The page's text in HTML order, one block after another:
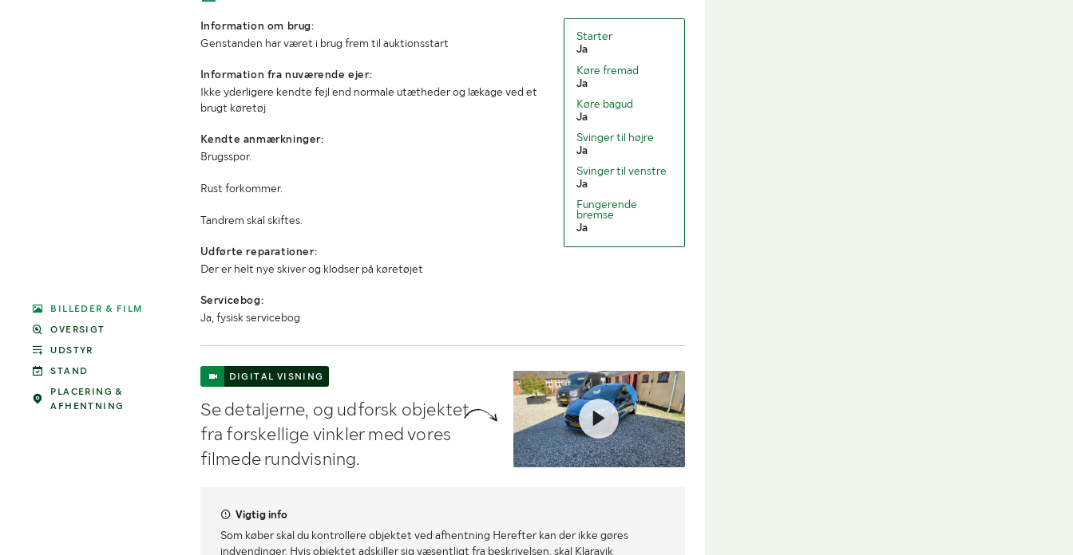
BILLEDER & FILM
OVERSIGT
UDSTYR
STAND
PLACERING &
AFHENTNING
Information om brug:
Genstanden har været i brug frem til auktionsstart
Information fra nuværende ejer:
Ikke yderligere kendte fejl end normale utætheder og lækage ved et
brugt køretøj
Kendte anmærkninger:
Brugsspor.
Rust forkommer.
Tandrem skal skiftes.
Udførte reparationer:
Der er helt nye skiver og klodser på køretøjet
Servicebog:
Ja, fysisk servicebog
Starter
Ja
Køre fremad
Ja
Køre bagud
Ja
Svinger til højre
Ja
Svinger til venstre
Ja
Fungerende
bremse
Ja
DIGITAL VISNING
Se detaljerne, og udforsk objektet
fra forskellige vinkler med vores
filmede rundvisning.
Vigtig info
Som køber skal du kontrollere objektet ved afhentning Herefter kan der ikke gøres
indvendinger. Hvis objektet adskiller sig væsentligt fra beskrivelsen, skal Klaravik